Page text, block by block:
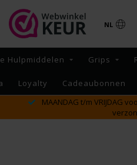
NL
Hulpmiddelen Grips
Loyalty
Cadeaubonnen
MAANDAG t/m VRIJDAG